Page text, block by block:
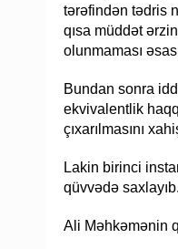
tərəfindən tədris
qısa müddət
olunmaması
Bundan sonra
ekvivalentlik
çıxarılmasını
Lakin birinci
qüvvədə
Ali Məhkəmənin